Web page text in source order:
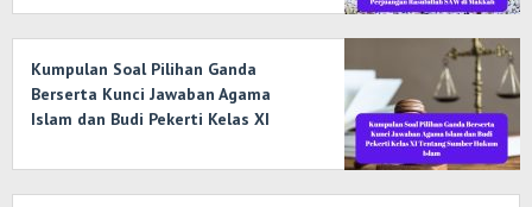
Rasulullah SAW di Makkah
Kumpulan Soal Pilihan Ganda
Berserta Kunci Jawaban Agama
Islam dan Budi Pekerti Kelas XI